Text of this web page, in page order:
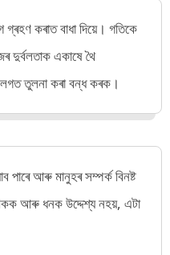
কৰাত বাধা দিয়ে। গতিকে
দুৰ্বলতাক একাষে থৈ
তুলনা কৰা বন্ধ কৰক।
পাৰে আৰু মানুহৰ সম্পৰ্ক বিনষ্ট
আৰু ধনক উদ্দেশ্য নহয়, এটা